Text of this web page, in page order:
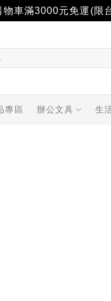
物車滿3000元免運(限
專區 辦公文具 生